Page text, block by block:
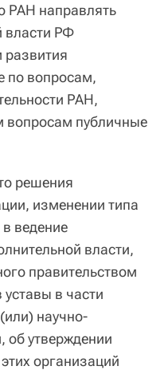
РАН направлять
власти РФ
развития
по вопросам,
РАН,
вопросам публичные
решения
изменении типа
ведение
власти,
правительством
в части
научно-
об утверждении
организаций